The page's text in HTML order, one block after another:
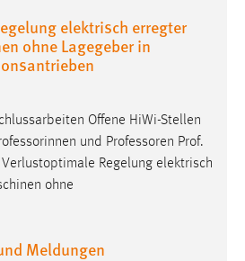
elektrisch erregter
ohne Lagegeber in
Offene HiWi-Stellen
und Professoren Prof.
Regelung elektrisch
ohne
Meldungen